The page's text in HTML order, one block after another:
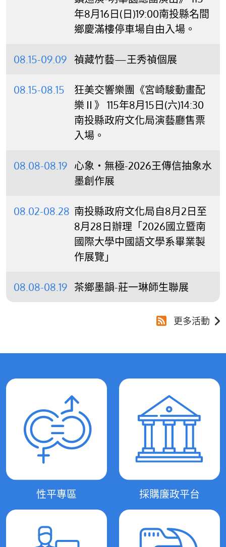
年8月16日(日)19:00南投縣名間
鄉慶滿樓停車場自由入場。
08.15-09.09 禎藏竹藝—王秀禎個展
08.15-08.15
狂美交響樂團《宮崎駿動畫配
樂Ⅱ》 115年8月15日(六)14:30
南投縣政府文化局演藝廳售票
入場。
08.08-08.19 心象‧無極-2026王傳信抽象水
墨創作展
08.02-08.28 南投縣政府文化局自8月2日至
8月28日辦理「2026國立暨南
國際大學中國語文學系畢業製
作展覽」
08.08-08.19 茶鄉墨韻-莊一琳師生聯展
更多活動
性平專區 採購廉政平台